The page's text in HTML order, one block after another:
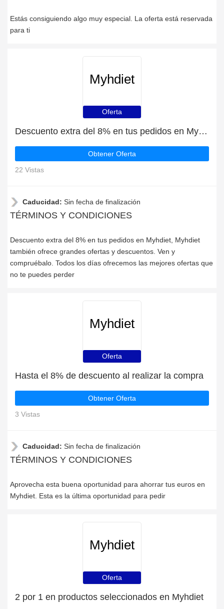
Estás consiguiendo algo muy especial. La oferta está reservada
para ti
Myhdiet
Oferta
Descuento extra del 8% en tus pedidos en Myhdiet
Obtener Oferta
22 Vistas
Caducidad: Sin fecha de finalización
TÉRMINOS Y CONDICIONES
Descuento extra del 8% en tus pedidos en Myhdiet, Myhdiet
también ofrece grandes ofertas y descuentos. Ven y
compruébalo. Todos los días ofrecemos las mejores ofertas que
no te puedes perder
Myhdiet
Oferta
Hasta el 8% de descuento al realizar la compra
Obtener Oferta
3 Vistas
Caducidad: Sin fecha de finalización
TÉRMINOS Y CONDICIONES
Aprovecha esta buena oportunidad para ahorrar tus euros en
Myhdiet. Esta es la última oportunidad para pedir
Myhdiet
Oferta
2 por 1 en productos seleccionados en Myhdiet